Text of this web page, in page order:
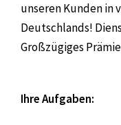
unseren Kunden in
Deutschlands!
Großzügiges
Ihre Aufgaben: